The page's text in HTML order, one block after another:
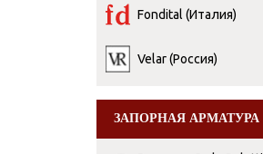
Fondital (Италия)
Velar (Россия)
ЗАПОРНАЯ АРМАТУРА